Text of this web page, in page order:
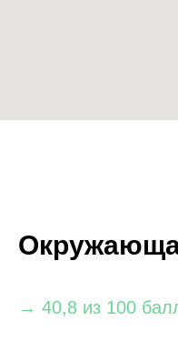
→ 40,8 из 100